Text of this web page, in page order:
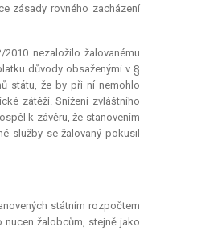
zásady rovného zacházení
nezaložilo žalovanému
důvody obsaženými v §
státu, že by při ní nemohlo
zátěži. Snížení zvláštního
k závěru, že stanovením
služby se žalovaný pokusil
státním rozpočtem
žalobcům, stejně jako